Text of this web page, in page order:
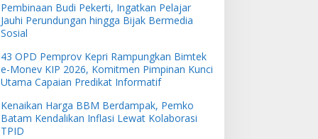
Pembinaan Budi Pekerti, Ingatkan Pelajar
Jauhi Perundungan hingga Bijak Bermedia
Sosial
43 OPD Pemprov Kepri Rampungkan Bimtek
e-Monev KIP 2026, Komitmen Pimpinan Kunci
Utama Capaian Predikat Informatif
Kenaikan Harga BBM Berdampak, Pemko
Batam Kendalikan Inflasi Lewat Kolaborasi
TPID